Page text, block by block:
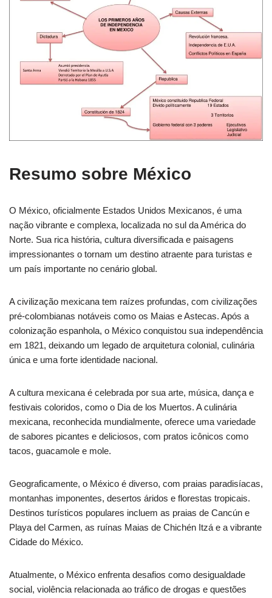
Resumo sobre México
O México, oficialmente Estados Unidos Mexicanos, é uma
nação vibrante e complexa, localizada no sul da América do
Norte. Sua rica história, cultura diversificada e paisagens
impressionantes o tornam um destino atraente para turistas e
um país importante no cenário global.
A civilização mexicana tem raízes profundas, com civilizações
pré-colombianas notáveis como os Maias e Astecas. Após a
colonização espanhola, o México conquistou sua independência
em 1821, deixando um legado de arquitetura colonial, culinária
única e uma forte identidade nacional.
A cultura mexicana é celebrada por sua arte, música, dança e
festivais coloridos, como o Dia de los Muertos. A culinária
mexicana, reconhecida mundialmente, oferece uma variedade
de sabores picantes e deliciosos, com pratos icônicos como
tacos, guacamole e mole.
Geograficamente, o México é diverso, com praias paradisíacas,
montanhas imponentes, desertos áridos e florestas tropicais.
Destinos turísticos populares incluem as praias de Cancún e
Playa del Carmen, as ruínas Maias de Chichén Itzá e a vibrante
Cidade do México.
Atualmente, o México enfrenta desafios como desigualdade
social, violência relacionada ao tráfico de drogas e questões